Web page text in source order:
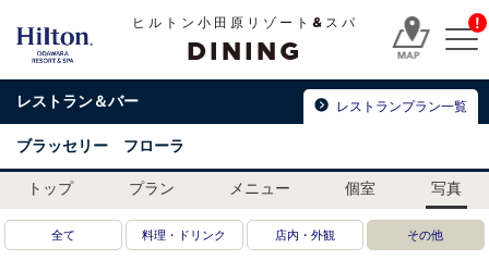
ヒルトン小田原リゾート&スパ
DINING
!
レストラン＆バー レストランプラン一覧
ブラッセリー フローラ
トップ プラン メニュー 個室 写真
全て 料理・ドリンク 店内・外観 その他